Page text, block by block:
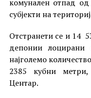
комунален отпад
субјекти на
Отстранети се и 14
депонии
најголемо
2385 кубни
Центар.